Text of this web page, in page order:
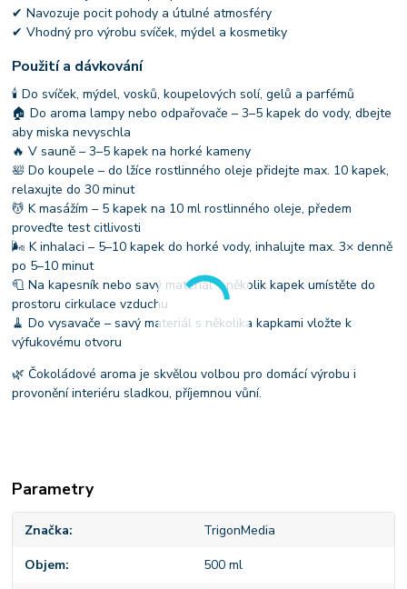
✔ Navozuje pocit pohody a útulné atmosféry
✔ Vhodný pro výrobu svíček, mýdel a kosmetiky
Použití a dávkování
🕯 Do svíček, mýdel, vosků, koupelových solí, gelů a parfémů
🏠 Do aroma lampy nebo odpařovače – 3–5 kapek do vody, dbejte
aby miska nevyschla
🔥 V sauně – 3–5 kapek na horké kameny
🛀 Do koupele – do lžíce rostlinného oleje přidejte max. 10 kapek,
relaxujte do 30 minut
💆 K masážím – 5 kapek na 10 ml rostlinného oleje, předem
proveďte test citlivosti
🌬 K inhalaci – 5–10 kapek do horké vody, inhalujte max. 3× denně
po 5–10 minut
🧻 Na kapesník nebo savý materiál – několik kapek umístěte do
prostoru cirkulace vzduchu
🧹 Do vysavače – savý materiál s několika kapkami vložte k
výfukovému otvoru
🌿 Čokoládové aroma je skvělou volbou pro domácí výrobu i
provonění interiéru sladkou, příjemnou vůní.
Parametry
Značka TrigonMedia
Objem 500 ml